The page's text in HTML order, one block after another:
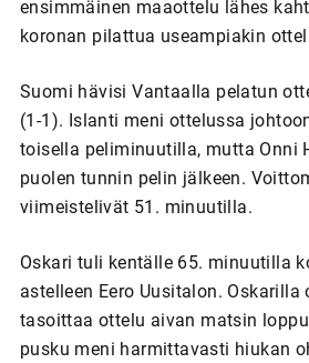
ensimmäinen maaottelu lähes
koronan pilattua useampiakin
Suomi hävisi Vantaalla pelatun
(1-1). Islanti meni ottelussa
toisella peliminuutilla, mutta Onni
puolen tunnin pelin jälkeen.
viimeistelivät 51. minuutilla.
Oskari tuli kentälle 65. minuutilla
astelleen Eero Uusitalon. Oskarilla
tasoittaa ottelu aivan matsin
pusku meni harmittavasti hiukan